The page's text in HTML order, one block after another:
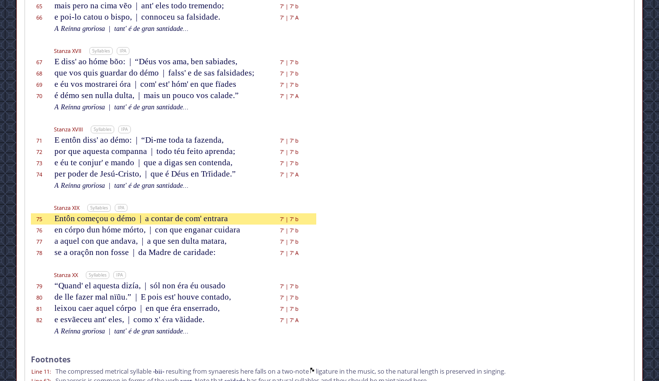
65
mais pero na cima vẽo | ant' eles todo tremendo; 7'| 7' b
66
e poi-lo catou o bispo, | connoceu sa falsidade. 7'| 7' A
A Reínna grorïosa
tant' é de gran santidade...
Stanza XVII Syllables IPA
67 E diss' ao hóme bõo: | “Déus vos ama, ben sabiades, 7'| 7' b
68
que vos quis guardar do démo | falss' e de sas falsidades; 7'| 7' b
69
e éu vos mostrarei óra | com' est' hóm' en que fïades 7'| 7' b
70
é démo sen nulla dulta, | mais un pouco vos calade.” 7'| 7' A
A Reínna grorïosa
tant' é de gran santidade...
Stanza XVIII Syllables IPA
71 E entôn diss' ao démo: | “Di-me toda ta fazenda, 7'| 7' b
72
por que aquesta companna | todo téu feito aprenda; 7'| 7' b
73
e éu te conjur' e mando | que a digas sen contenda, 7'| 7' b
74
per poder de Jesú-Cristo, | que é Déus en Trĩidade.” 7'| 7' A
A Reínna grorïosa
tant' é de gran santidade...
Stanza XIX Syllables IPA
75 Entôn começou o démo | a contar de com' entrara 7'| 7' b
76
en córpo dun hóme mórto, | con que enganar cuidara 7'| 7' b
77
a aquel con que andava, | a que sen dulta matara, 7'| 7' b
78
se a oraçôn non fosse | da Madre de caridade: 7'| 7' A
Stanza XX Syllables IPA
79 “Quand' el aquesta dizía, | sól non éra éu ousado 7'| 7' b
80
de lle fazer mal nïũu.” | E pois est' houve contado, 7'| 7' b
81
leixou caer aquel córpo | en que éra enserrado, 7'| 7' b
82
e esvãeceu ant' eles, | como x' éra vãidade. 7'| 7' A
A Reínna grorïosa
tant' é de gran santidade...
Footnotes
Line 11: The compressed metrical syllable -bii-resulting from synaeresis here falls on a two-note ligature in the music, so the natural length is preserved in singing.